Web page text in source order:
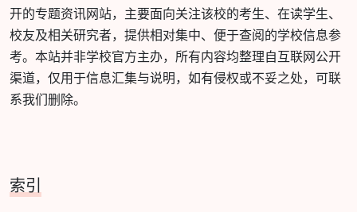
开的专题资讯网站，主要面向关注该校的考生、在读学生、
校友及相关研究者，提供相对集中、便于查阅的学校信息参
考。本站并非学校官方主办，所有内容均整理自互联网公开
渠道，仅用于信息汇集与说明，如有侵权或不妥之处，可联
系我们删除。
索引